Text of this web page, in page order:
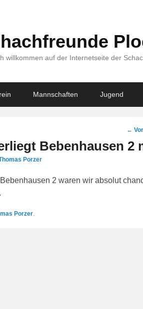
willkommen auf der Internetseite der
Mannschaften Jugend
←
Bebenhausen 2
Porzer
2 waren wir absolut
Porzer